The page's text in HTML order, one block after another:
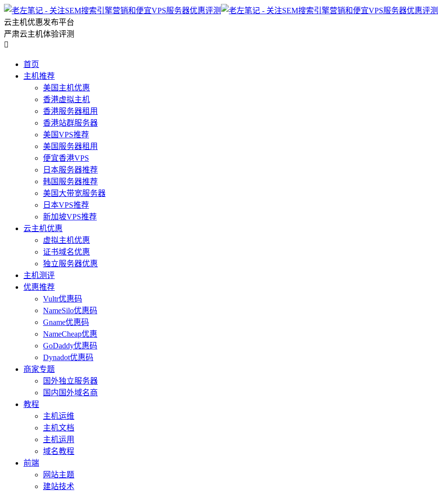
云主机优惠发布平台
严肃云主机体验评测

首页
主机推荐
美国主机优惠
香港虚拟主机
香港服务器租用
香港站群服务器
美国VPS推荐
美国服务器租用
便宜香港VPS
日本服务器推荐
韩国服务器推荐
美国大带宽服务器
日本VPS推荐
新加坡VPS推荐
云主机优惠
虚拟主机优惠
证书域名优惠
独立服务器优惠
主机测评
优惠推荐
Vultr优惠码
NameSilo优惠码
Gname优惠码
NameCheap优惠
GoDaddy优惠码
Dynadot优惠码
商家专题
国外独立服务器
国内国外域名商
教程
主机运维
主机文档
主机运用
域名教程
前端
网站主题
建站技术